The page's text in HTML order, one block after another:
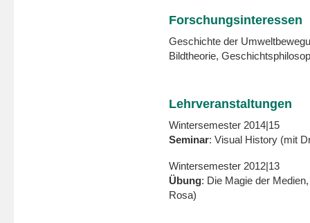
Forschungsinteressen
Geschichte der
Bildtheorie,
Lehrveranstaltungen
Wintersemester 2014|15
Seminar: Visual History (mit
Wintersemester 2012|13
Übung: Die Magie der
Rosa)